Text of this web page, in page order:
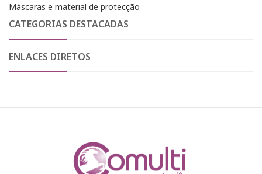
Máscaras e material de protecção
CATEGORIAS DESTACADAS
ENLACES DIRETOS